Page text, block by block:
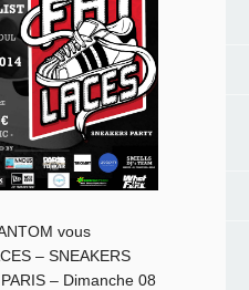
vous
– SNEAKERS
– Dimanche 08